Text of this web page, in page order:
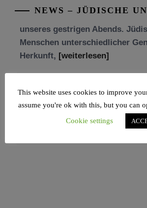
NEWS – JÜDISCHE
Menschen unterschiedlicher
Tisch’a beAw 5786
[weiterlesen]
This website uses cookies to improve
assume you're ok with this, but you can
Cookie settings